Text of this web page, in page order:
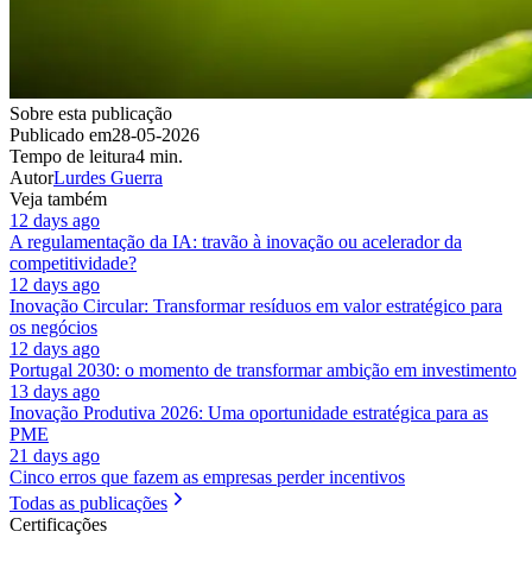
Sobre esta publicação
Publicado em28-05-2026
Tempo de leitura4 min.
AutorLurdes Guerra
Veja também
12 days ago
A regulamentação da IA: travão à inovação ou acelerador da
competitividade?
12 days ago
Inovação Circular: Transformar resíduos em valor estratégico para
os negócios
12 days ago
Portugal 2030: o momento de transformar ambição em investimento
13 days ago
Inovação Produtiva 2026: Uma oportunidade estratégica para as
PME
21 days ago
Cinco erros que fazem as empresas perder incentivos
Todas as publicações
Certificações